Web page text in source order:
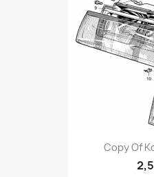
Copy Of